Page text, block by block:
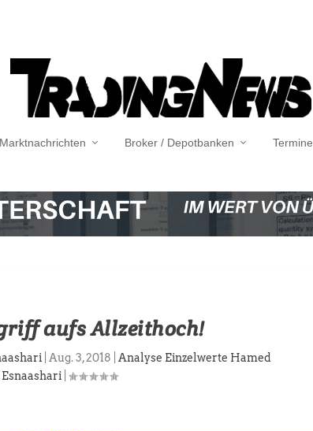
Marktnachrichten Broker / Depotbanken Termine
aufs Allzeithoch!
| Aug. 3, 2018
Analyse Einzelwerte Hamed
Esnaashari